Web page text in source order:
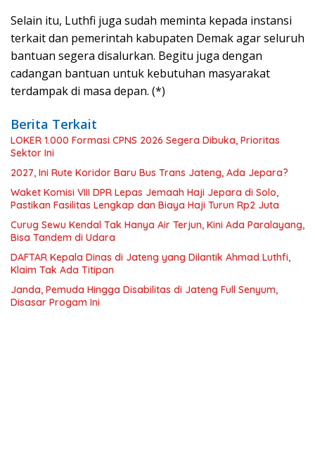
Selain itu, Luthfi juga sudah meminta kepada instansi
terkait dan pemerintah kabupaten Demak agar seluruh
bantuan segera disalurkan. Begitu juga dengan
cadangan bantuan untuk kebutuhan masyarakat
terdampak di masa depan. (*)
Berita Terkait
LOKER 1.000 Formasi CPNS 2026 Segera Dibuka, Prioritas
Sektor Ini
2027, Ini Rute Koridor Baru Bus Trans Jateng, Ada Jepara?
Waket Komisi VIII DPR Lepas Jemaah Haji Jepara di Solo,
Pastikan Fasilitas Lengkap dan Biaya Haji Turun Rp2 Juta
Curug Sewu Kendal Tak Hanya Air Terjun, Kini Ada Paralayang,
Bisa Tandem di Udara
DAFTAR Kepala Dinas di Jateng yang Dilantik Ahmad Luthfi,
Klaim Tak Ada Titipan
Janda, Pemuda Hingga Disabilitas di Jateng Full Senyum,
Disasar Progam Ini